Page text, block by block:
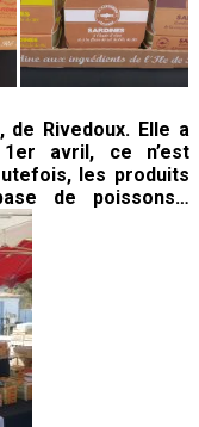
de Rivedoux. Elle a
avril, ce n’est
les produits
de poissons…